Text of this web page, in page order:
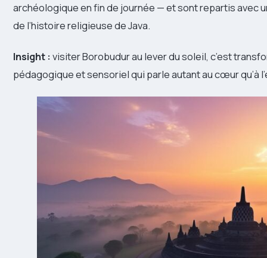
archéologique en fin de journée — et sont repartis avec
de l’histoire religieuse de Java.
Insight : visiter Borobudur au lever du soleil, c’est
pédagogique et sensoriel qui parle autant au cœur qu’à